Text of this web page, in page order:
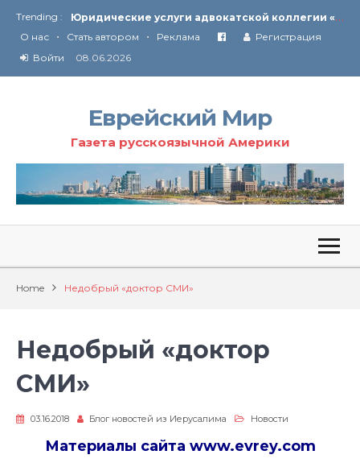
Trending : Ю
ридические услуги адвокатской коллегии «Эли Гервиц»: полное сопровождение на всех этапах
От Ирана до Ливана и Газы
О нас • Стать автором • Реклама
Регистрация
Войти
08.06.2026
Еврейский Мир
Газета русскоязычной Америки
Home Недобрый «доктор СМИ»
Недобрый «доктор
СМИ»
03.16.2018 Блог новостей из Иерусалима Новости
Материалы сайта www.evrey.com